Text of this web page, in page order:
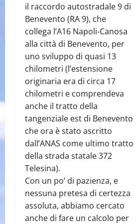
il raccordo autostradale 9 di
Benevento (RA 9), che
collega l’A16 Napoli-Canosa
alla città di Benevento, per
uno sviluppo di quasi 13
chilometri (l’estensione
originaria era di circa 17
chilometri e comprendeva
anche il tratto della
tangenziale est di Benevento
che ora è stato ascritto
dall’ANAS come ultimo tratto
della strada statale 372
Telesina).
Con un po’ di pazienza, e
nessuna pretesa di certezza
assoluta, abbiamo cercato
anche di fare un calcolo per